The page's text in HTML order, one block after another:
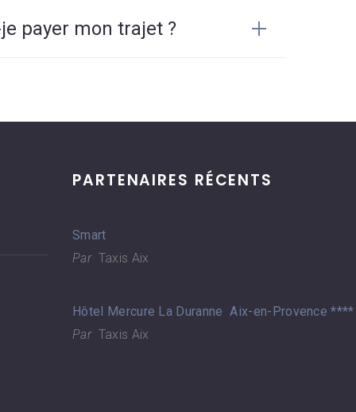
payer mon trajet ?
PARTENAIRES RÉCENTS
Smart
Par Taxis Aix
Hôtel Mercure La Duranne Aix-en-Provence ****
Par Taxis Aix